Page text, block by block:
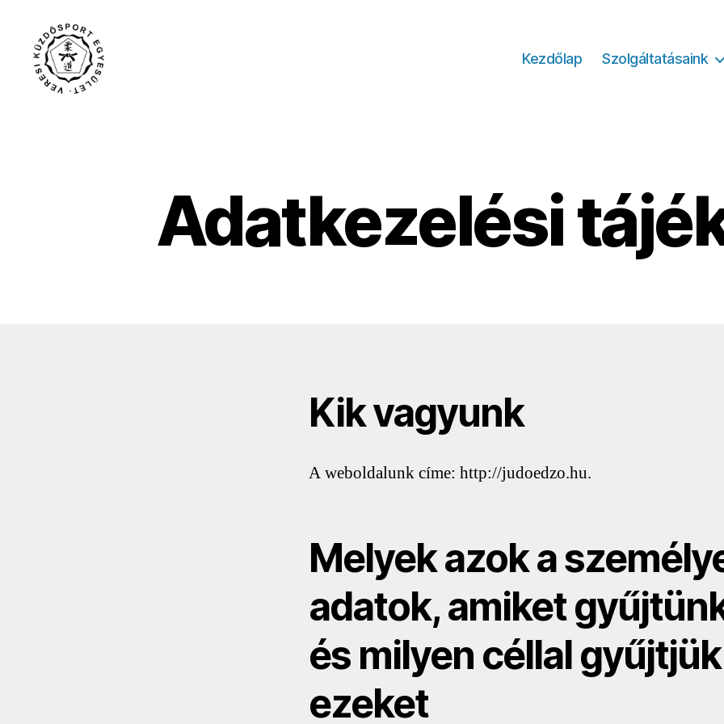
Kezdőlap Szolgáltatásaink
Adatkezelési
Kik vagyunk
A weboldalunk címe: http://judoedzo.hu.
Melyek azok a
adatok, amiket
és milyen céllal gyűjtjük
ezeket